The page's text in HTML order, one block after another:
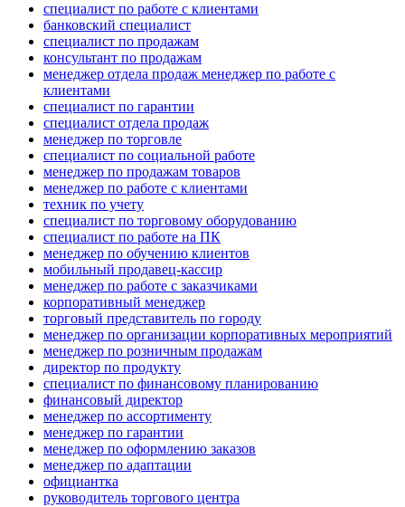
специалист по работе с клиентами
банковский специалист
специалист по продажам
консультант по продажам
менеджер отдела продаж менеджер по работе с
клиентами
специалист по гарантии
специалист отдела продаж
менеджер по торговле
специалист по социальной работе
менеджер по продажам товаров
менеджер по работе с клиентами
техник по учету
специалист по торговому оборудованию
специалист по работе на ПК
менеджер по обучению клиентов
мобильный продавец-кассир
менеджер по работе с заказчиками
корпоративный менеджер
торговый представитель по городу
менеджер по организации корпоративных мероприятий
менеджер по розничным продажам
директор по продукту
специалист по финансовому планированию
финансовый директор
менеджер по ассортименту
менеджер по гарантии
менеджер по оформлению заказов
менеджер по адаптации
официантка
руководитель торгового центра